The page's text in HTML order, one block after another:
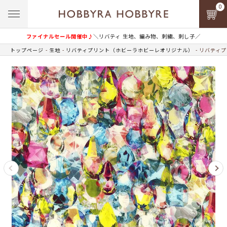
ファイナルセール開催中♪＼リバティ 生地、編み物、刺繍、刺し子／
0
トップページ 生地 リバティプリント（ホビーラホビーレオリジナル） リバティ